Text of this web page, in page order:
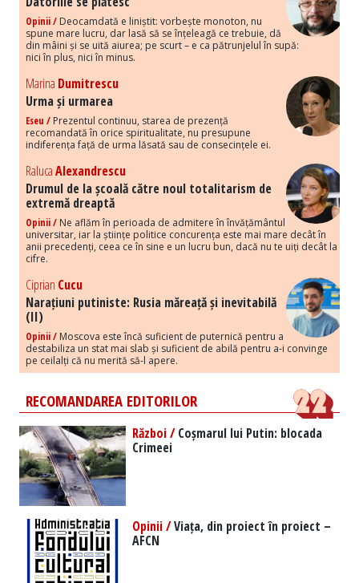
Opinii / Deocamdată e liniștit: vorbește monoton, nu
spune mare lucru, dar lasă să se înțeleagă ce trebuie, dă
din mâini și se uită aiurea; pe scurt – e ca pătrunjelul în supă:
nici în plus, nici în minus.
Marina Dumitrescu
Urma și urmarea
Eseu / Prezentul continuu, starea de prezență
recomandată în orice spiritualitate, nu presupune
indiferența față de urma lăsată sau de consecințele ei.
RalucaAlexandrescu
Drumul de la școală către noul totalitarism de
extremă dreaptă
Opinii / Ne aflăm în perioada de admitere în învățământul
universitar, iar la științe politice concurența este mai mare decât în
anii precedenți, ceea ce în sine e un lucru bun, dacă nu te uiți decât la
cifre.
Ciprian Cucu
Narațiuni putiniste: Rusia măreață și inevitabilă
(II)
Opinii / Moscova este încă suficient de puternică pentru a
destabiliza un stat mai slab și suficient de abilă pentru a-i convinge
pe ceilalți că nu merită să-l apere.
RECOMANDAREA EDITORILOR
Război /Coșmarul lui Putin: blocada
Crimeei
Opinii /Viața, din proiect în proiect –
AFCN